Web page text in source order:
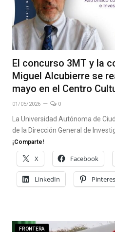
El concurso 3MT y la
Miguel Alcubierre se
mayo en el Centro
01/05/2026 0
La Universidad Autónoma de
de la Dirección General de
¡Comparte!
X Facebook
LinkedIn
FRONTERA